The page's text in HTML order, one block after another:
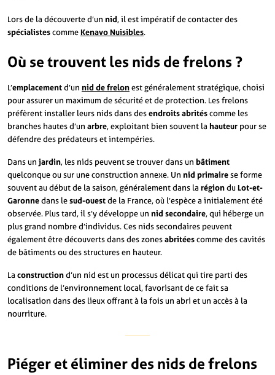
Lors de la découverte d’un nid, il est impératif de contacter des
spécialistescommeKenavo Nuisibles.
Où se trouvent les nids de frelons ?
L’emplacementd’un nid de frelonest généralement stratégique, choisi
pour assurer un maximum de sécurité et de protection. Les frelons
préfèrent installer leurs nids dans desendroits abritéscomme les
branches hautes d’un arbre, exploitant bien souvent la hauteur pour se
défendre des prédateurs et intempéries.
Dans un jardin, les nids peuvent se trouver dans un bâtiment
quelconque ou sur une construction annexe. Un nid primairese forme
souvent au début de la saison, généralement dans la régiondu Lot-et-
Garonnedans lesud-ouestde la France, où l’espèce a initialement été
observée. Plus tard, il s’y développe un nid secondaire, qui héberge un
plus grand nombre d’individus. Ces nids secondaires peuvent
également être découverts dans des zonesabritéescomme des cavités
de bâtiments ou des structures en hauteur.
La constructiond’un nid est un processus délicat qui tire parti des
conditions de l’environnement local, favorisant de ce fait sa
localisation dans des lieux offrant à la fois un abri et un accès à la
nourriture.
Piéger et éliminer des nids de frelons